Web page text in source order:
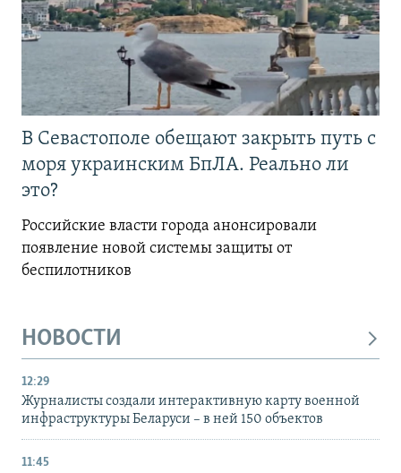
В Севастополе обещают закрыть путь с
моря украинским БпЛА. Реально ли
это?
Российские власти города анонсировали
появление новой системы защиты от
беспилотников
НОВОСТИ
12:29
Журналисты создали интерактивную карту военной
инфраструктуры Беларуси – в ней 150 объектов
11:45